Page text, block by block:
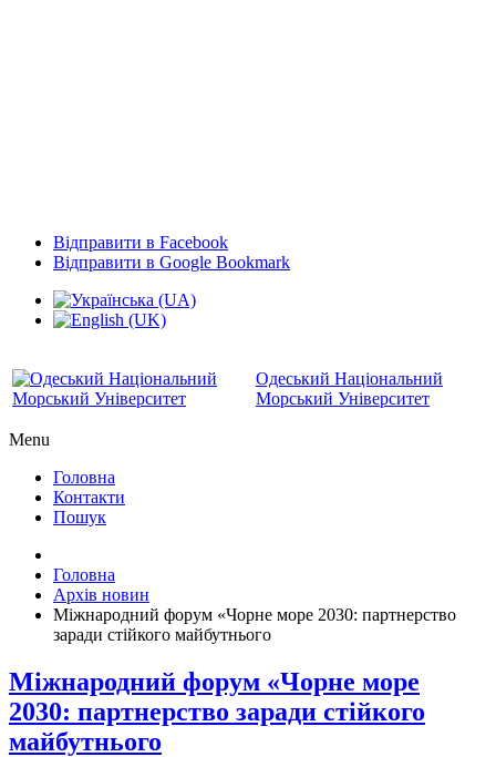
Відправити в Facebook
Відправити в Google Bookmark
Одеський Національний
Морський Університет
Menu
Головна
Контакти
Пошук
Головна
Архів новин
Міжнародний форум «Чорне море 2030: партнерство
заради стійкого майбутнього
Міжнародний форум «Чорне море
2030: партнерство заради стійкого
майбутнього